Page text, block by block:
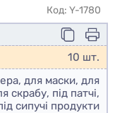
Код: Y-1780
10 шт.
для маски, для
скрабу, під патчі,
сипучі продукти